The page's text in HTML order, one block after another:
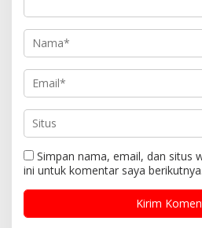
Simpan nama, email, dan situs
ini untuk komentar saya berikutnya.